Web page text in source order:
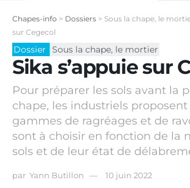
Chapes-info > Dossiers > Sous la chape, le
sur Cegecol
Dossier Sous la chape, le mortier
Sika s’appuie sur
Pour préparer les sols avant la
chape, les industriels
gammes de ragréages et de
sont à choisir en fonction de la
sols et de leur état de
par Yann Butillon 10 juin 2022